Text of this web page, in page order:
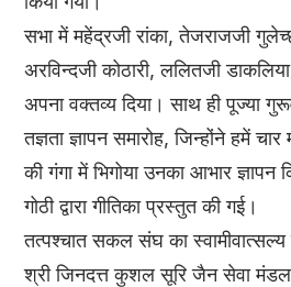
सभा में महेंद्रजी रांका, तेजराजजी
अरविन्दजी कोठारी, ललितजी
अपना वक्तव्य दिया। साथ ही पूज्या
तज्ञता ज्ञापन समारोह, जिन्होंने हमें
की गंगा में भिगोया उनका आभार ज्ञापन
गोठी द्वारा गीतिका प्रस्तुत की गई।
तत्पश्चात सकल संघ का
श्री जिनदत्त कुशल सूरि जैन सेवा